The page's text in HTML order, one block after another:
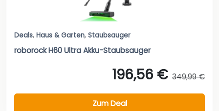
Deals, Haus & Garten, Staubsauger
roborock H60 Ultra Akku-Staubsauger
196,56 € 349,99 €
Zum Deal